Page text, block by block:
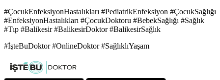
#ÇocukEnfeksiyonHastalıkları #PediatrikEnfeksiyon #ÇocukSağlığı
#EnfeksiyonHastalıkları #ÇocukDoktoru #BebekSağlığı #Sağlık
#Tıp #Balikesir #BalikesirDoktor #BalikesirSağlık
#İşteBuDoktor #OnlineDoktor #SağlıklıYaşam